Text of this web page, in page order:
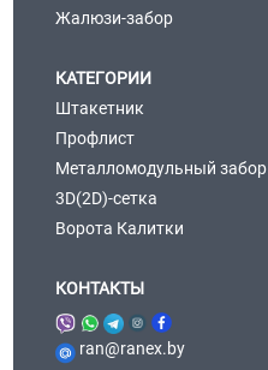
Жалюзи-забор
КАТЕГОРИИ
Штакетник
Профлист
Металломодульный забор
3D(2D)-сетка
Ворота Калитки
КОНТАКТЫ
ran@ranex.by